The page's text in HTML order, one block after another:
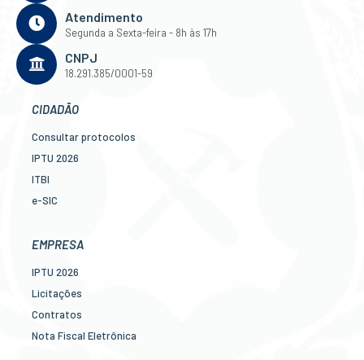
Atendimento
Segunda a Sexta-feira - 8h às 17h
CNPJ
18.291.385/0001-59
CIDADÃO
Consultar protocolos
IPTU 2026
ITBI
e-SIC
Legislação
EMPRESA
IPTU 2026
Licitações
Contratos
Nota Fiscal Eletrônica